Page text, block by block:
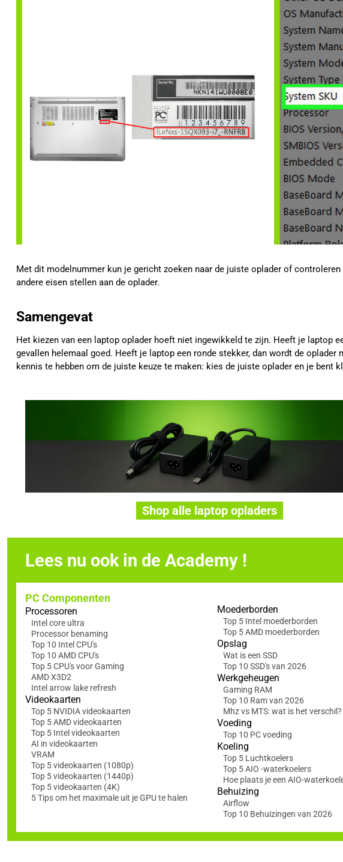
Met dit modelnummer kun je gericht zoeken naar de juiste oplader of
andere eisen stellen aan de oplader.
Samengevat
Het kiezen van een laptop oplader hoeft niet ingewikkeld te zijn. Heeft je laptop
gevallen helemaal goed. Heeft je laptop een ronde stekker, dan wordt de
kennis te hebben om de juiste keuze te maken: kies de juiste oplader en je bent
Shop alle laptop opladers
Lees nu ook in de Academy !
PC Componenten
Processoren
Intel core ultra
Processor benaming
Top 10 Intel CPU's
Top 10 AMD CPU's
Top 5 CPU's voor Gaming
AMD X3D2
Intel arrow lake refresh
Videokaarten
Top 5 NVIDIA videokaarten
Top 5 AMD videokaarten
Top 5 Intel videokaarten
AI in videokaarten
VRAM
Top 5 videokaarten (1080p)
Top 5 videokaarten (1440p)
Top 5 videokaarten (4K)
5 Tips om het maximale uit je GPU te halen
Moederborden
Top 5 Intel moederborden
Top 5 AMD moederborden
Opslag
Wat is een SSD
Top 10 SSD's van 2026
Werkgeheugen
Gaming RAM
Top 10 Ram van 2026
Mhz vs MTS: wat is het verschil?
Voeding
Top 10 PC voeding
Koeling
Top 5 Luchtkoelers
Top 5 AIO -waterkoelers
Hoe plaats je een AIO-
Behuizing
Airflow
Top 10 Behuizingen van 2026